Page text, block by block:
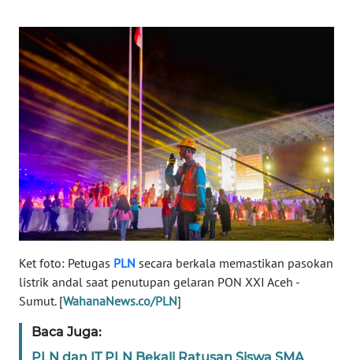
Ket foto: Petugas PLN secara berkala memastikan pasokan
listrik andal saat penutupan gelaran PON XXI Aceh -
Sumut. [WahanaNews.co/PLN]
Baca Juga:
NTT
WN
KEPRI
WN
PAPUA
WN
PAPUA
BARAT
WN
SERAMBI